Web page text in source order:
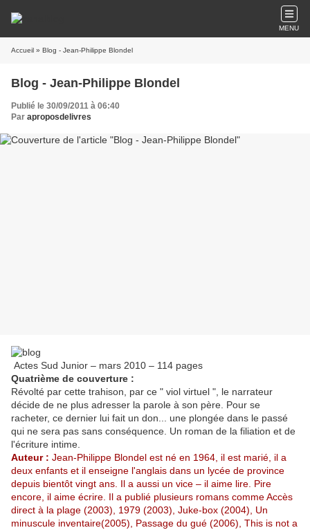
MENU
Accueil » Blog - Jean-Philippe Blondel
Blog - Jean-Philippe Blondel
Publié le 30/09/2011 à 06:40
Par aproposdelivres
Actes Sud Junior – mars 2010 – 114 pages
Quatrième de couverture :
Révolté par cette trahison, par ce " viol virtuel ", le narrateur
décide de ne plus adresser la parole à son père. Pour se
racheter, ce dernier lui fait un don... une plongée dans le passé
qui ne sera pas sans conséquence. Un roman de la filiation et de
l'écriture intime.
Auteur : Jean-Philippe Blondel est né en 1964, il est marié, il a
deux enfants et il enseigne l'anglais dans un lycée de province
depuis bientôt vingt ans. Il a aussi un vice – il aime lire. Pire
encore, il aime écrire. Il a publié plusieurs romans comme Accès
direct à la plage (2003), 1979 (2003), Juke-box (2004), Un
minuscule inventaire(2005), Passage du gué (2006), This is not a